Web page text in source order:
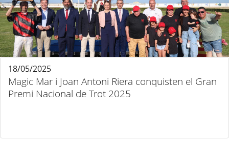
Magic Mar i Joan Antoni Riera conquisten el Gran
Premi Nacional de Trot 2025
18/05/2025